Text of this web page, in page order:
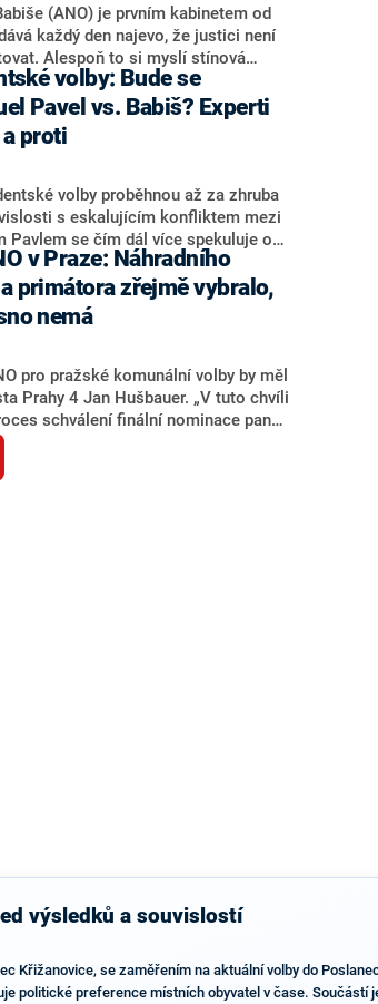
kohokoliv ze zmíněné trojice
Podle něj současná koalice dosud
by Pavlovi mohla konkurovat.
(ANO) je prvním kabinetem od
každý den najevo, že justici není
Alespoň to si myslí stínová
ODS Eva Decroix. V
Prima NEWS si nebrala servítky
výkonu svého nástupce Jeronýma
vládní zmocněnkyně pro lidská
(ANO). Označením „svoloč“ na
byla ještě hodná. Decroix se také
porážce koalice Spolu či promluvila o
Martina Kuby.
Pavel vs. Babiš? Experti
proti
volby proběhnou až za zhruba
s eskalujícím konfliktem mezi
Pavlem se čím dál více spekuluje o
bitvy o Hrad mohla vyslat současná
političtí komentátoři znovu vytahují
Andreje Babiše (ANO). Jak moc je
že se v prezidentských volbách 2028
souboj z roku 2023?
v Praze: Náhradního
primátora zřejmě vybralo,
nemá
pro pražské komunální volby by měl
Prahy 4 Jan Hušbauer. „V tuto chvíli
schválení finální nominace pana
Výborem hnutí ANO,“ uvedl pro
pražského ANO Martin
se spekulovalo jako o
výsledků a souvislostí
Křižanovice, se zaměřením na aktuální volby do
politické preference místních obyvatel v čase. Součástí